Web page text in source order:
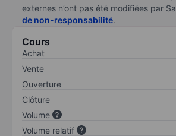
externes n’ont pas été modifiées par
de non-responsabilité.
Cours
Achat
Vente
Ouverture
Clôture
Volume
Volume relatif